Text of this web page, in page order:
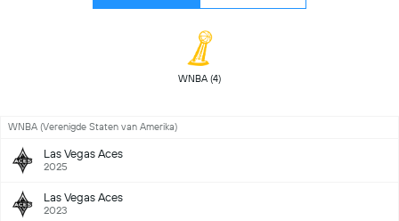
WNBA (Verenigde Staten van Amerika)
Las Vegas Aces
2025
Las Vegas Aces
2023